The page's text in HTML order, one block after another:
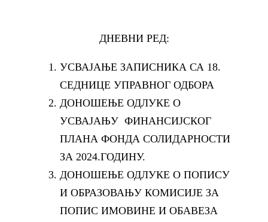
ДНЕВНИ РЕД:
УСВАЈАЊЕ ЗАПИСНИКА СА 18.
СЕДНИЦЕ УПРАВНОГ ОДБОРА
ДОНОШЕЊЕ ОДЛУКЕ О
УСВАЈАЊУ ФИНАНСИЈСКОГ
ПЛАНА ФОНДА СОЛИДАРНОСТИ
ЗА 2024.ГОДИНУ.
ДОНОШЕЊЕ ОДЛУКЕ О ПОПИСУ
И ОБРАЗОВАЊУ КОМИСИЈЕ ЗА
ПОПИС ИМОВИНЕ И ОБАВЕЗА